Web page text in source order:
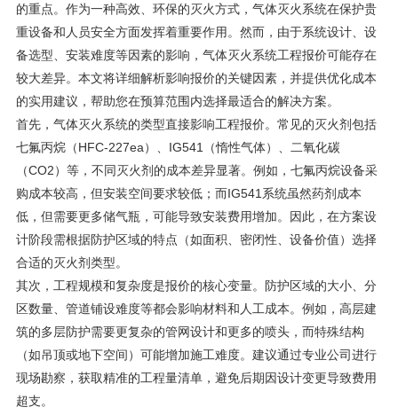
的重点。作为一种高效、环保的灭火方式，气体灭火系统在保护贵
重设备和人员安全方面发挥着重要作用。然而，由于系统设计、设
备选型、安装难度等因素的影响，气体灭火系统工程报价可能存在
较大差异。本文将详细解析影响报价的关键因素，并提供优化成本
的实用建议，帮助您在预算范围内选择最适合的解决方案。
首先，气体灭火系统的类型直接影响工程报价。常见的灭火剂包括
七氟丙烷（HFC-227ea）、IG541（惰性气体）、二氧化碳
（CO2）等，不同灭火剂的成本差异显著。例如，七氟丙烷设备采
购成本较高，但安装空间要求较低；而IG541系统虽然药剂成本
低，但需要更多储气瓶，可能导致安装费用增加。因此，在方案设
计阶段需根据防护区域的特点（如面积、密闭性、设备价值）选择
合适的灭火剂类型。
其次，工程规模和复杂度是报价的核心变量。防护区域的大小、分
区数量、管道铺设难度等都会影响材料和人工成本。例如，高层建
筑的多层防护需要更复杂的管网设计和更多的喷头，而特殊结构
（如吊顶或地下空间）可能增加施工难度。建议通过专业公司进行
现场勘察，获取精准的工程量清单，避免后期因设计变更导致费用
超支。